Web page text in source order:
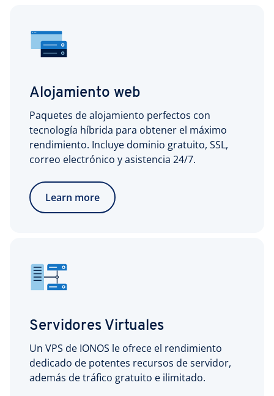
Alojamiento web
Paquetes de alojamiento perfectos con
tecnología híbrida para obtener el máximo
rendimiento. Incluye dominio gratuito, SSL,
correo electrónico y asistencia 24/7.
Learn more
Servidores Virtuales
Un VPS de IONOS le ofrece el rendimiento
dedicado de potentes recursos de servidor,
además de tráfico gratuito e ilimitado.